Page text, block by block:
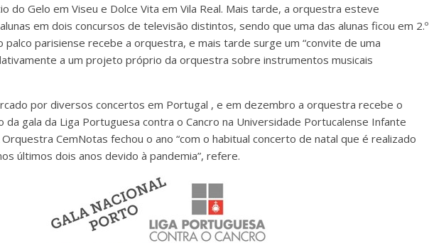
do Gelo em Viseu e Dolce Vita em Vila Real. Mais tarde, a orquestra esteve
em dois concursos de televisão distintos, sendo que uma das alunas ficou em 2.º
parisiense recebe a orquestra, e mais tarde surge um “convite de uma
a um projeto próprio da orquestra sobre instrumentos musicais
por diversos concertos em Portugal , e em dezembro a orquestra recebe o
da gala da Liga Portuguesa contra o Cancro na Universidade Portucalense Infante
CemNotas fechou o ano “com o habitual concerto de natal que é realizado
últimos dois anos devido à pandemia”, refere.